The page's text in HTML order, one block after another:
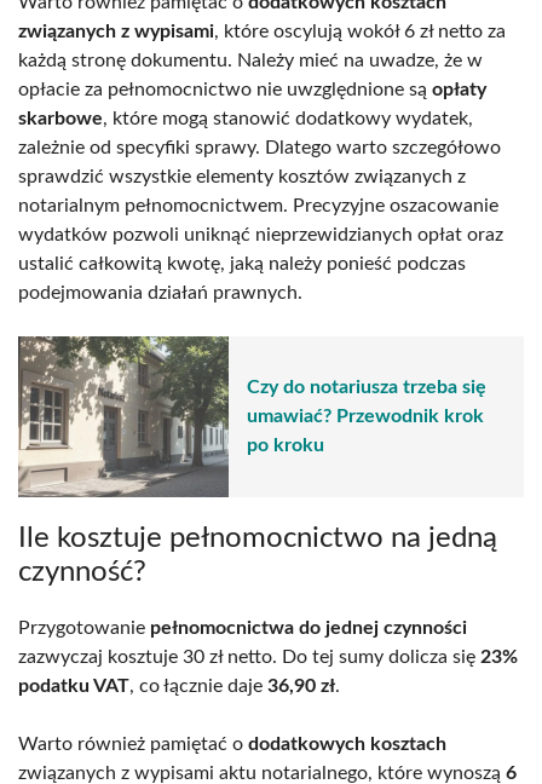
związanych z wypisami, które oscylują wokół 6 zł netto za
każdą stronę dokumentu. Należy mieć na uwadze, że w
opłacie za pełnomocnictwo nie uwzględnione są opłaty
skarbowe, które mogą stanowić dodatkowy wydatek,
zależnie od specyfiki sprawy. Dlatego warto szczegółowo
sprawdzić wszystkie elementy kosztów związanych z
notarialnym pełnomocnictwem. Precyzyjne oszacowanie
wydatków pozwoli uniknąć nieprzewidzianych opłat oraz
ustalić całkowitą kwotę, jaką należy ponieść podczas
podejmowania działań prawnych.
Czy do notariusza trzeba się
umawiać? Przewodnik krok
po kroku
Ile kosztuje pełnomocnictwo na jedną
czynność?
Przygotowanie pełnomocnictwa do jednej czynności
zazwyczaj kosztuje 30 zł netto. Do tej sumy dolicza się 23%
podatku VAT, co łącznie daje 36,90 zł.
Warto również pamiętać o dodatkowych kosztach
związanych z wypisami aktu notarialnego, które wynoszą 6